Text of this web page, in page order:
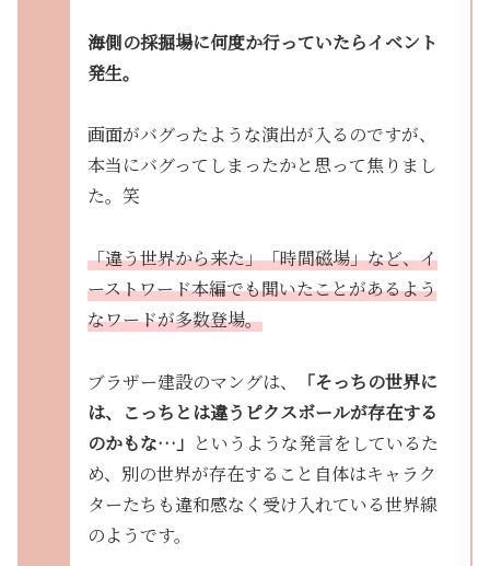
海側の採掘場に何度か行っていたらイベント
発生。
画面がバグったような演出が入るのですが、
本当にバグってしまったかと思って焦りまし
た。笑
「違う世界から来た」「時間磁場」など、イ
ーストワード本編でも聞いたことがあるよう
なワードが多数登場。
ブラザー建設のマングは、
「そっちの世界に
は、こっちとは違うピクスボールが存在する
のかもな…」 というような発言をしているた
め、別の世界が存在すること自体はキャラク
ターたちも違和感なく受け入れている世界線
のようです。